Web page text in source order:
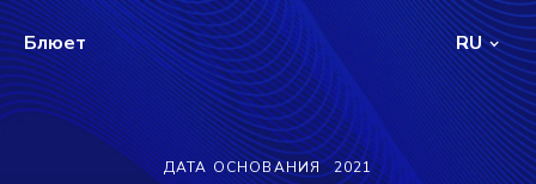
Блюет RU
ДАТА ОСНОВАНИЯ 2021